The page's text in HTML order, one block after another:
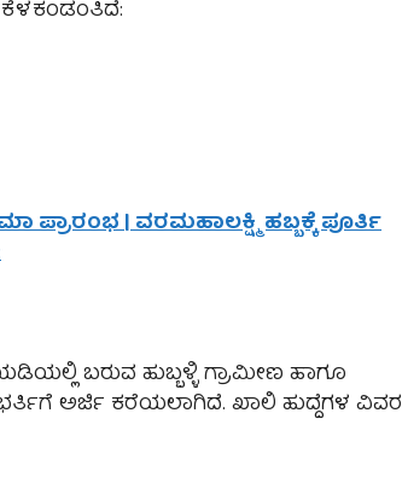
ಪ್ರಾರಂಭ | ವರಮಹಾಲಕ್ಷ್ಮಿ ಹಬ್ಬಕ್ಕೆ ಪೂರ್ತಿ
ಬರುವ ಹುಬ್ಬಳ್ಳಿ ಗ್ರಾಮೀಣ ಹಾಗೂ
ಭರ್ತಿಗೆ ಅರ್ಜಿ ಕರೆಯಲಾಗಿದೆ. ಖಾಲಿ ಹುದ್ದೆಗಳ ವಿವರ